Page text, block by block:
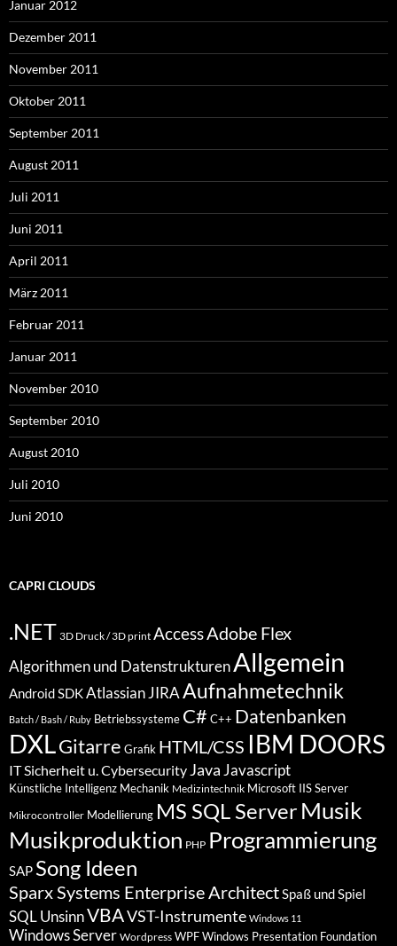
Januar 2012
Dezember 2011
November 2011
Oktober 2011
September 2011
August 2011
Juli 2011
Juni 2011
April 2011
März 2011
Februar 2011
Januar 2011
November 2010
September 2010
August 2010
Juli 2010
Juni 2010
CAPRI CLOUDS
.NET 3D Druck / 3D print AccessAdobe Flex
Algorithmen und DatenstrukturenAllgemein
Android SDKAtlassian JIRAAufnahmetechnik
Batch / Bash / Ruby Betriebssysteme C# C++ Datenbanken
DXLGitarre Grafik HTML/CSS IBM DOORS
IT Sicherheit u. Cybersecurity Java Javascript
Künstliche Intelligenz Mechanik Medizintechnik Microsoft IIS Server
Mikrocontroller Modellierung MS SQL Server Musik
Musikproduktion PHP Programmierung
SAP Song Ideen
Sparx Systems Enterprise ArchitectSpaß und Spiel
SQL UnsinnVBAVST-Instrumente Windows 11
Windows Server Wordpress WPF Windows Presentation Foundation